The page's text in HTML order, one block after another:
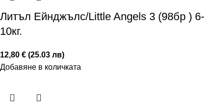
Литъл Ейнджълс/Little Angels 3 (98бр ) 6-
10кг.
12,80 € (25.03 лв)
Добавяне в количката